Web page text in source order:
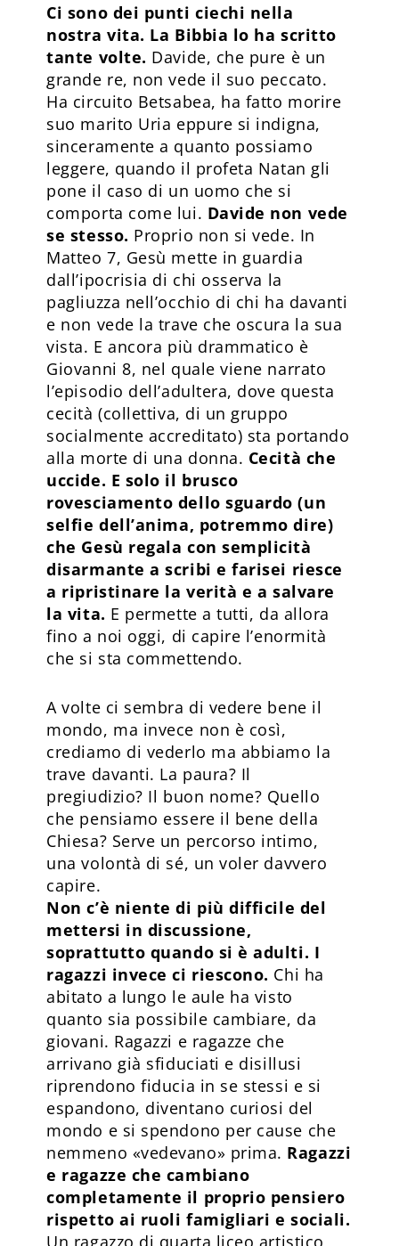
Ci sono dei punti ciechi nella
nostra vita. La Bibbia lo ha scritto
tante volte. Davide, che pure è un
grande re, non vede il suo peccato.
Ha circuito Betsabea, ha fatto morire
suo marito Uria eppure si indigna,
sinceramente a quanto possiamo
leggere, quando il profeta Natan gli
pone il caso di un uomo che si
comporta come lui. Davide non vede
se stesso. Proprio non si vede. In
Matteo 7, Gesù mette in guardia
dall’ipocrisia di chi osserva la
pagliuzza nell’occhio di chi ha davanti
e non vede la trave che oscura la sua
vista. E ancora più drammatico è
Giovanni 8, nel quale viene narrato
l’episodio dell’adultera, dove questa
cecità (collettiva, di un gruppo
socialmente accreditato) sta portando
alla morte di una donna. Cecità che
uccide. E solo il brusco
rovesciamento dello sguardo (un
selfie dell’anima, potremmo dire)
che Gesù regala con semplicità
disarmante a scribi e farisei riesce
a ripristinare la verità e a salvare
la vita. E permette a tutti, da allora
fino a noi oggi, di capire l’enormità
che si sta commettendo.
A volte ci sembra di vedere bene il
mondo, ma invece non è così,
crediamo di vederlo ma abbiamo la
trave davanti. La paura? Il
pregiudizio? Il buon nome? Quello
che pensiamo essere il bene della
Chiesa? Serve un percorso intimo,
una volontà di sé, un voler davvero
capire.
Non c’è niente di più difficile del
mettersi in discussione,
soprattutto quando si è adulti. I
ragazzi invece ci riescono. Chi ha
abitato a lungo le aule ha visto
quanto sia possibile cambiare, da
giovani. Ragazzi e ragazze che
arrivano già sfiduciati e disillusi
riprendono fiducia in se stessi e si
espandono, diventano curiosi del
mondo e si spendono per cause che
nemmeno «vedevano» prima. Ragazzi
e ragazze che cambiano
completamente il proprio pensiero
rispetto ai ruoli famigliari e sociali.
Un ragazzo di quarta liceo artistico,